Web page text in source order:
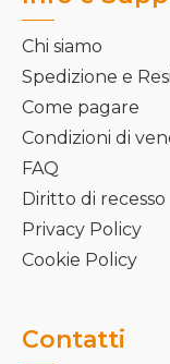
Chi siamo
Spedizione e Resi
Come pagare
Condizioni di
FAQ
Diritto di recesso
Privacy Policy
Cookie Policy
Contatti